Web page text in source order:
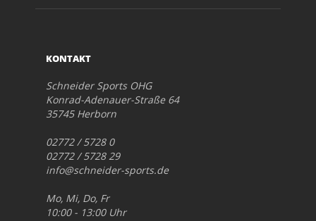
KONTAKT
Schneider Sports OHG
Konrad-Adenauer-Straße 64
35745 Herborn
02772 / 5728 0
02772 / 5728 29
info@schneider-sports.de
Mo, Mi, Do, Fr
10:00 - 13:00 Uhr